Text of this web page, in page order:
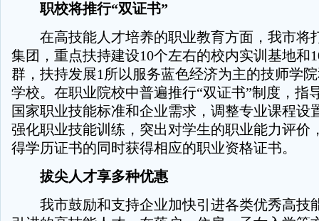
职校将推行“双证书”
在高技能人才培养的职业教育方面，我市将
集团，重点扶持建设10个左右的校内实训基地和
群，扶持发展1所以服务蓝色经济为主的技师学
学校。在职业院校中普遍推行“双证书”制度，指
国家职业技能标准和企业需求，调整专业课程设
强化职业技能训练，突出对学生的职业能力评价
得学历证书的同时获得相应的职业资格证书。
拔尖人才享多种优惠
我市鼓励和支持企业加快引进各类优秀高技